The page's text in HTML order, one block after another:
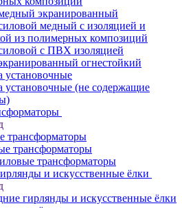
экранированный
медный с изоляцией и
из полимерных композиций
с ПВХ изоляцией
огнестойкий
установочные
установочные (не содержащие
трансформаторы
трансформаторы
трансформаторы
и искусственные ёлки
гирлянды и искусственные ёлки